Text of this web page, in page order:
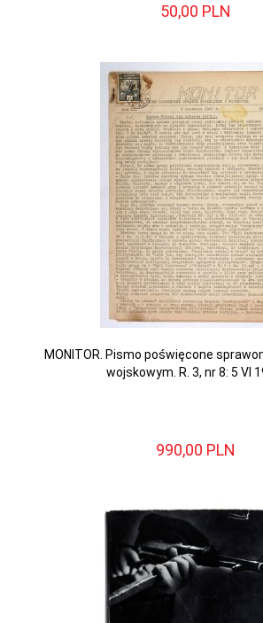
50,00 PLN
MONITOR. Pismo poświęcone
wojskowym. R. 3, nr 8: 5 VI
990,00 PLN